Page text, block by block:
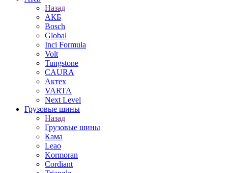
Назад
АКБ
Bosch
Global
Inci Formula
Volt
Tungstone
CAURA
Актех
VARTA
Next Level
Грузовые шины
Назад
Грузовые шины
Кама
Leao
Kormoran
Cordiant